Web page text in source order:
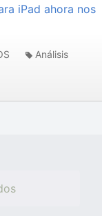
iPad ahora nos
Análisis